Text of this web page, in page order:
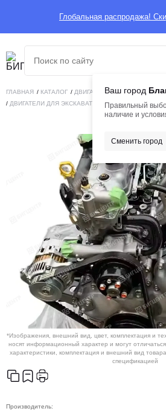
Глобальная распродажа!
Ваш город
Правильный
наличие и
Сменить город
ГЛАВНАЯ / КАТАЛОГ / ДВИГАТЕЛИ /ДВИГАТЕЛИ
/ ДВИГАТЕЛИ ДЛЯ ЭКСКАВАТОРОВ-ПОГРУЗЧИКОВ /
*Изображения, внешний вид, цвет, комплектация и
носят информационный характер и могут
характеристики, комплектация и внешний вид
спецификацией
Производитель: